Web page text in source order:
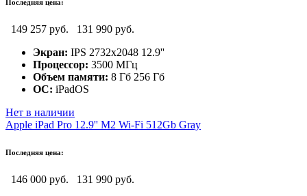
Последняя цена:
149 257 руб.
131 990 руб.
Экран: IPS 2732x2048 12.9''
Процессор: 3500 МГц
Объем памяти: 8 Гб 256 Гб
ОС: iPadOS
Нет в наличии
Apple iPad Pro 12.9'' M2 Wi-Fi 512Gb Gray
Последняя цена:
146 000 руб.
131 990 руб.